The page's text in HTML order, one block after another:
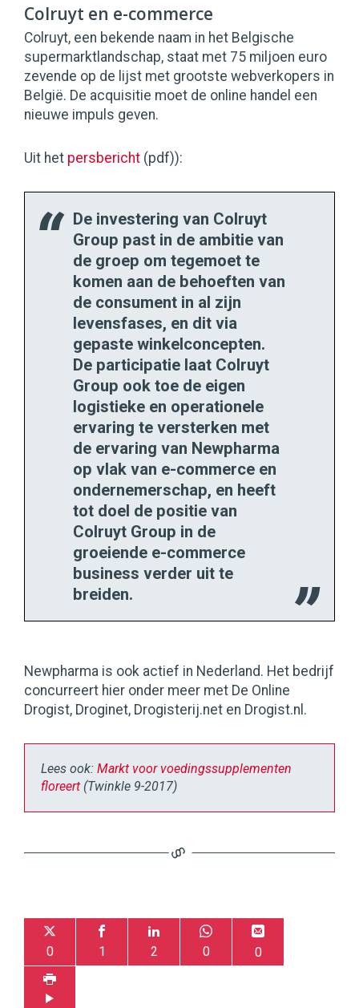
Colruyt en e-commerce
Colruyt, een bekende naam in het Belgische
supermarktlandschap, staat met 75 miljoen euro
zevende op de lijst met grootste webverkopers in
België. De acquisitie moet de online handel een
nieuwe impuls geven.
Uit het persbericht (pdf)):
De investering van Colruyt
Group past in de ambitie van
de groep om tegemoet te
komen aan de behoeften van
de consument in al zijn
levensfases, en dit via
gepaste winkelconcepten.
De participatie laat Colruyt
Group ook toe de eigen
logistieke en operationele
ervaring te versterken met
de ervaring van Newpharma
op vlak van e-commerce en
ondernemerschap, en heeft
tot doel de positie van
Colruyt Group in de
groeiende e-commerce
business verder uit te
breiden.
Newpharma is ook actief in Nederland. Het bedrijf
concurreert hier onder meer met De Online
Drogist, Droginet, Drogisterij.net en Drogist.nl.
Lees ook: Markt voor voedingssupplementen
floreert (Twinkle 9-2017)
0 1 2 0 0